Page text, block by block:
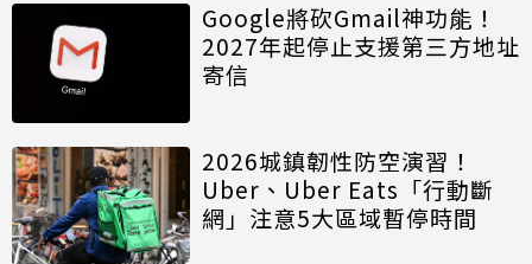
Google將砍Gmail神功能！
2027年起停止支援第三方地址
寄信
2026城鎮韌性防空演習！
Uber、Uber Eats「行動斷
網」注意5大區域暫停時間